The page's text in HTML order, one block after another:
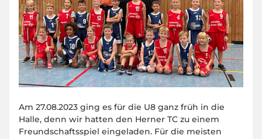
Am 27.08.2023 ging es für die U8 ganz früh in die
Halle, denn wir hatten den Herner TC zu einem
Freundschaftsspiel eingeladen. Für die meisten